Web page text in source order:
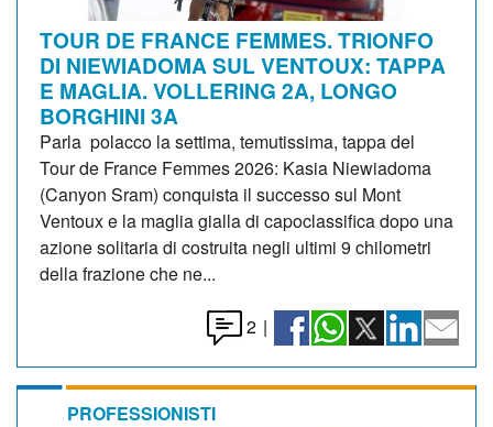
TOUR DE FRANCE FEMMES. TRIONFO
DI NIEWIADOMA SUL VENTOUX: TAPPA
E MAGLIA. VOLLERING 2A, LONGO
BORGHINI 3A
Parla polacco la settima, temutissima, tappa del
Tour de France Femmes 2026: Kasia Niewiadoma
(Canyon Sram) conquista il successo sul Mont
Ventoux e la maglia gialla di capoclassifica dopo una
azione solitaria di costruita negli ultimi 9 chilometri
della frazione che ne...
2 |
PROFESSIONISTI